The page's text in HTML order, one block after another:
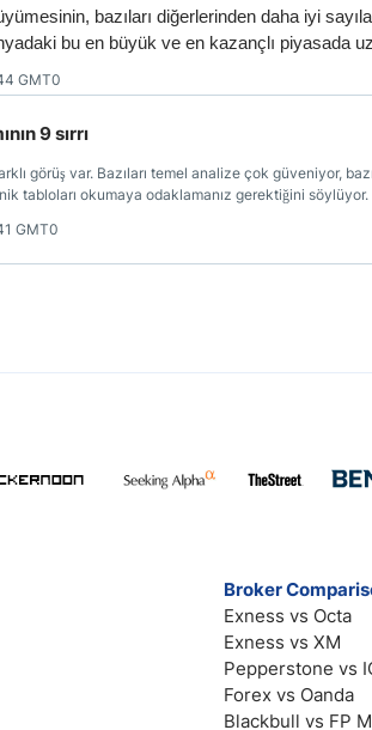
bazıları diğerlerinden daha iyi
bu en büyük ve en kazançlı piyasada
sayıda online kaynak var. Ayrıca dünya
alım satım yapmayı deneyerek harcayan
GMT0
9 sırrı
görüş var. Bazıları temel analize çok güveniyor,
tabloları okumaya odaklamanız gerektiğini söylüyor.
yararlanmanız gerektiğini, diğerleri ise kaldıraç
uzak durmanız gerektiğini söylüyor. Aşağıda forex
bulabilirsiniz. Bu tavsiyelerin hepsi bir araya
GMT0
Broker
Exness vs Octa
Exness vs XM
Pepperstone vs
Forex vs Oanda
Blackbull vs FP